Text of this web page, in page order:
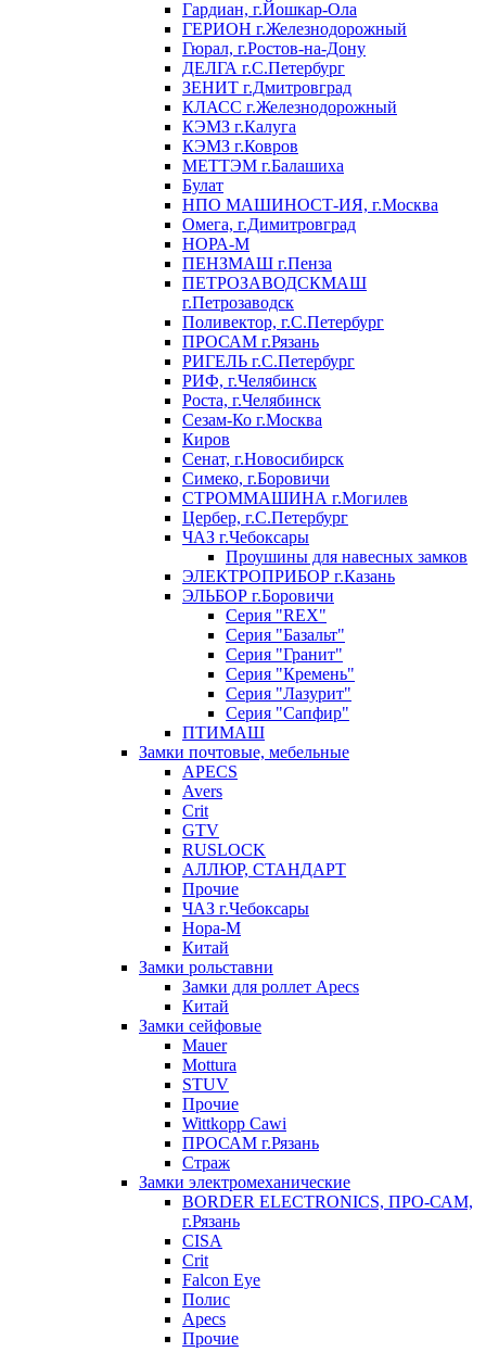
Гардиан, г.Йошкар-Ола
ГЕРИОН г.Железнодорожный
Гюрал, г.Ростов-на-Дону
ДЕЛГА г.С.Петербург
ЗЕНИТ г.Дмитровград
КЛАСС г.Железнодорожный
КЭМЗ г.Калуга
КЭМЗ г.Ковров
МЕТТЭМ г.Балашиха
Булат
НПО МАШИНОСТ-ИЯ, г.Москва
Омега, г.Димитровград
НОРА-М
ПЕНЗМАШ г.Пенза
ПЕТРОЗАВОДСКМАШ
г.Петрозаводск
Поливектор, г.С.Петербург
ПРОСАМ г.Рязань
РИГЕЛЬ г.С.Петербург
РИФ, г.Челябинск
Роста, г.Челябинск
Сезам-Ко г.Москва
Киров
Сенат, г.Новосибирск
Симеко, г.Боровичи
СТРОММАШИНА г.Могилев
Цербер, г.С.Петербург
ЧАЗ г.Чебоксары
Проушины для навесных замков
ЭЛЕКТРОПРИБОР г.Казань
ЭЛЬБОР г.Боровичи
Серия "REX"
Серия "Базальт"
Серия "Гранит"
Серия "Кремень"
Серия "Лазурит"
Серия "Сапфир"
ПТИМАШ
Замки почтовые, мебельные
APECS
Avers
Crit
GTV
RUSLOCK
АЛЛЮР, СТАНДАРТ
Прочие
ЧАЗ г.Чебоксары
Нора-М
Китай
Замки рольставни
Замки для роллет Apecs
Китай
Замки сейфовые
Mauer
Mottura
STUV
Прочие
Wittkopp Cawi
ПРОСАМ г.Рязань
Страж
Замки электромеханические
BORDER ELECTRONICS, ПРО-САМ,
г.Рязань
CISA
Crit
Falcon Eye
Полис
Apecs
Прочие